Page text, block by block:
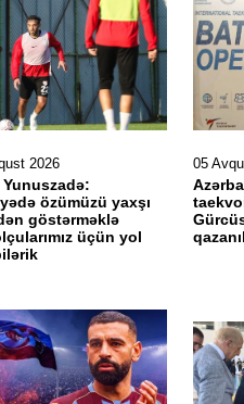
2026
özümüzü yaxşı
göstərməklə
üçün yol
05